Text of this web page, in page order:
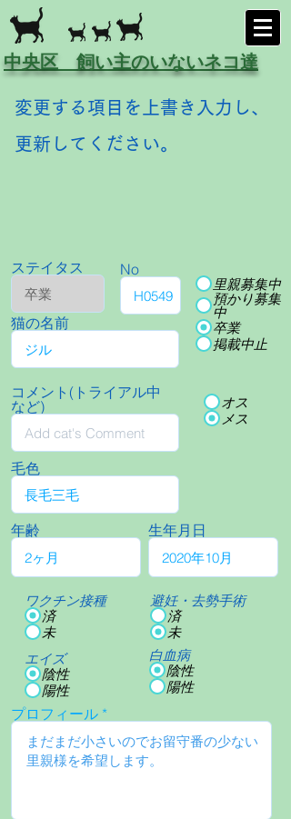
中央区 飼い主のいないネコ達
変更する項目を上書き入力し、
更新してください。
ステイタス No
猫の名前
里親募集中
預かり募集
中
卒業
掲載中止
コメント(トライアル中
など)
オス
メス
毛色
年齢
ワクチン接種
済
未
エイズ
陰性
陽性
生年月日
避妊・去勢手術
済
未
白血病
陰性
陽性
プロフィール